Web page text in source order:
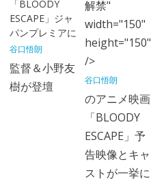
「BLOODY
ESCAPE」ジャ
パンプレミアに
谷口悟朗
監督＆小野友
樹が登壇
解禁"
width="150"
height="150"
/>
谷口悟朗
のアニメ映画
「BLOODY
ESCAPE」予
告映像とキャ
ストが一挙に